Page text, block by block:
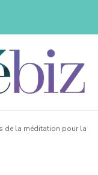
de la méditation pour la